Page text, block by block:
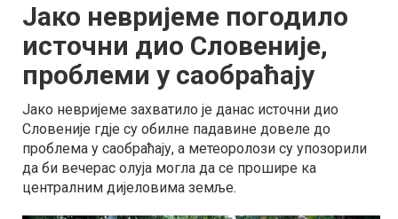
Јако невријеме погодило
источни дио Словеније,
проблеми у саобраћају
Јако невријеме захватило је данас источни дио
Словеније гдје су обилне падавине довеле до
проблема у саобраћају, а метеоролози су упозорили
да би вечерас олуја могла да се прошире ка
централним дијеловима земље.